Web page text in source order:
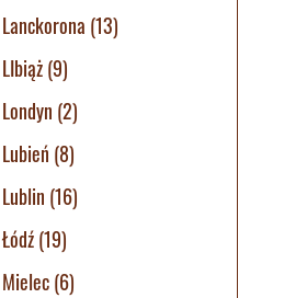
Lanckorona (13)
LIbiąż(9)
Londyn (2)
Lubień (8)
Lublin (16)
Łódź(19)
Mielec(6)